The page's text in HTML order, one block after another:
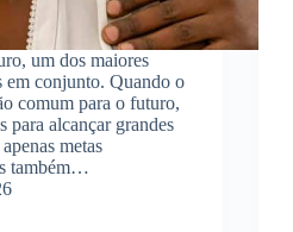
um dos maiores
em conjunto. Quando o
comum para o futuro,
para alcançar grandes
metas
também…